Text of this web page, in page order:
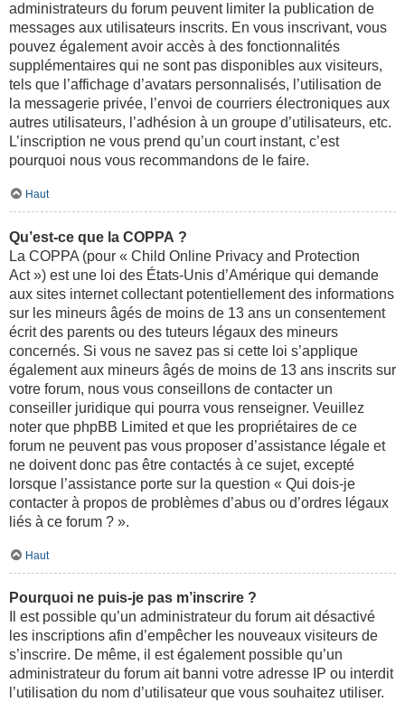
administrateurs du forum peuvent limiter la publication de
messages aux utilisateurs inscrits. En vous inscrivant, vous
pouvez également avoir accès à des fonctionnalités
supplémentaires qui ne sont pas disponibles aux visiteurs,
tels que l’affichage d’avatars personnalisés, l’utilisation de
la messagerie privée, l’envoi de courriers électroniques aux
autres utilisateurs, l’adhésion à un groupe d’utilisateurs, etc.
L’inscription ne vous prend qu’un court instant, c’est
pourquoi nous vous recommandons de le faire.
Haut
Qu’est-ce que la COPPA ?
La COPPA (pour « Child Online Privacy and Protection
Act ») est une loi des États-Unis d’Amérique qui demande
aux sites internet collectant potentiellement des informations
sur les mineurs âgés de moins de 13 ans un consentement
écrit des parents ou des tuteurs légaux des mineurs
concernés. Si vous ne savez pas si cette loi s’applique
également aux mineurs âgés de moins de 13 ans inscrits sur
votre forum, nous vous conseillons de contacter un
conseiller juridique qui pourra vous renseigner. Veuillez
noter que phpBB Limited et que les propriétaires de ce
forum ne peuvent pas vous proposer d’assistance légale et
ne doivent donc pas être contactés à ce sujet, excepté
lorsque l’assistance porte sur la question « Qui dois-je
contacter à propos de problèmes d’abus ou d’ordres légaux
liés à ce forum ? ».
Haut
Pourquoi ne puis-je pas m’inscrire ?
Il est possible qu’un administrateur du forum ait désactivé
les inscriptions afin d’empêcher les nouveaux visiteurs de
s’inscrire. De même, il est également possible qu’un
administrateur du forum ait banni votre adresse IP ou interdit
l’utilisation du nom d’utilisateur que vous souhaitez utiliser.